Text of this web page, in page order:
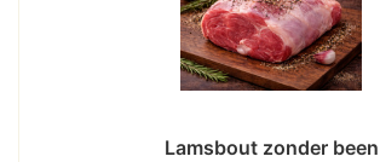
Lamsbout zonder been